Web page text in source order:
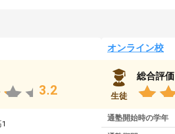
3.2
オンライン校
生徒
総合評価
通塾開始時の学年